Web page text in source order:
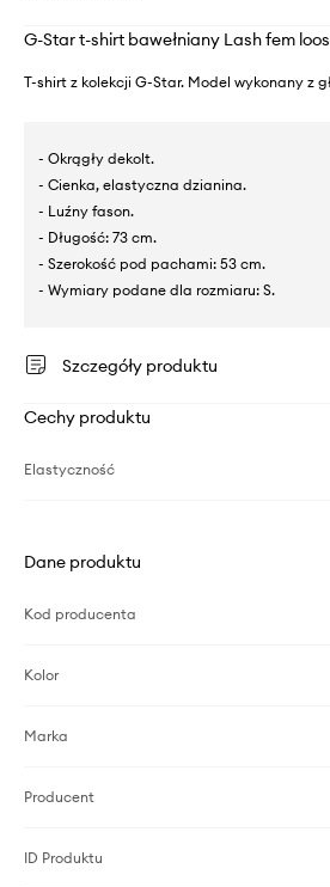
G-Star t-shirt bawełniany Lash fem
T-shirt z kolekcji G-Star. Model wykonany z
- Okrągły dekolt.
- Cienka, elastyczna dzianina.
- Luźny fason.
- Długość: 73 cm.
- Szerokość pod pachami: 53 cm.
- Wymiary podane dla rozmiaru: S.
Szczegóły produktu
Cechy produktu
Elastyczność
Dane produktu
Kod producenta
Kolor
Marka
Producent
ID Produktu